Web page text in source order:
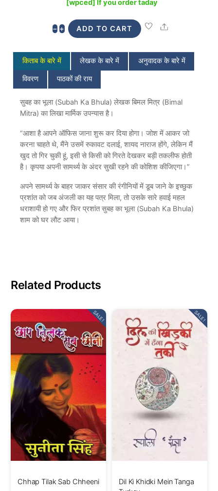
[wpced] If you order taday
− Subah
Bhula
quantity
+ ADD TO CART Share
किताब के बारे में लेखक के बारे में अनुवादक के बारे में
विवरण पाठकों की राय
सुबह का भूला (Subah Ka Bhula) लेखक बिमल मित्र (Bimal
Mitra) का लिखा मार्मिक उपन्यास है।
“आशा है आपने ऑफिस जाना शुरू कर दिया होगा। जोश में आकर जो
करना चाहते थे, मैंने उसमें रुकावट दलाई, शायद नाराज होंगे, लेकिन मैं
खुद तो गिर चुकी हूं, इसी से किसी को गिरते देखकर बड़ी तकलीफ होती
है। कृपया अपनी सामर्थ्य के अंदर सुखी रहने की कोशिश कीजिएगा।”
अपने सामर्थ्य के बाहर जाकर संसार की रंगीनियों में डूब जाने के इच्छुक
प्रशांत को जब अंजली का यह पत्र मिला, तो उसके सारे हवाई महल
धराशायी हो गए और फिर प्रशांत सुबह का भूला (Subah Ka Bhula)
शाम को घर लौट आया।
Related Products
SALE!
Chhap Tilak Sab Chheeni
SALE!
Dil Ki Khidki Mein Tanga